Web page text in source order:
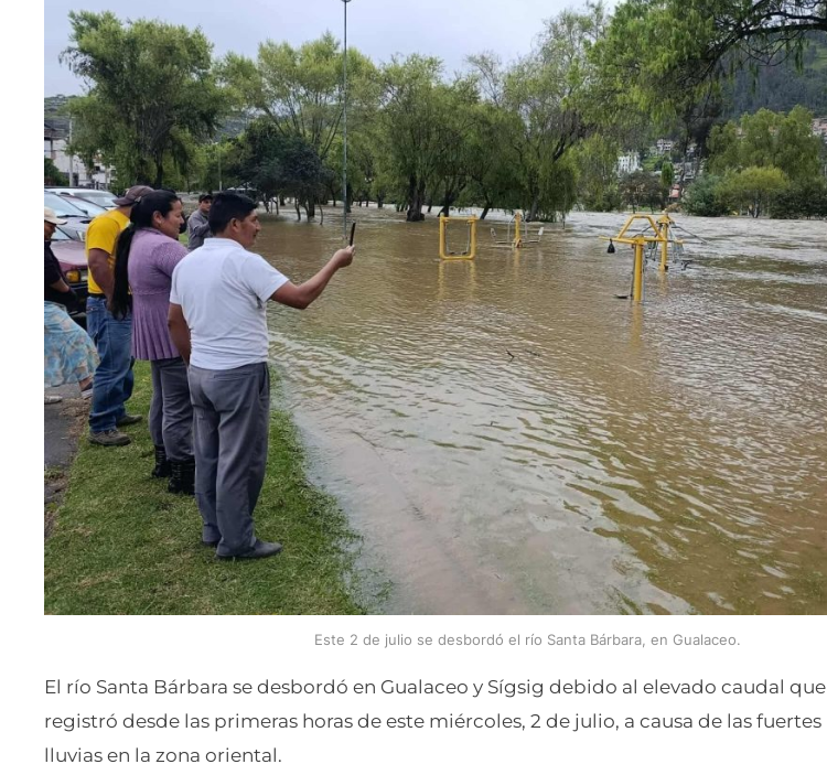
Este 2 de julio se desbordó el río Santa Bárbara, en Gualaceo.
El río Santa Bárbara se desbordó en Gualaceo y Sígsig debido al elevado caudal que
registró desde las primeras horas de este miércoles, 2 de julio, a causa de las fuertes
lluvias en la zona oriental.